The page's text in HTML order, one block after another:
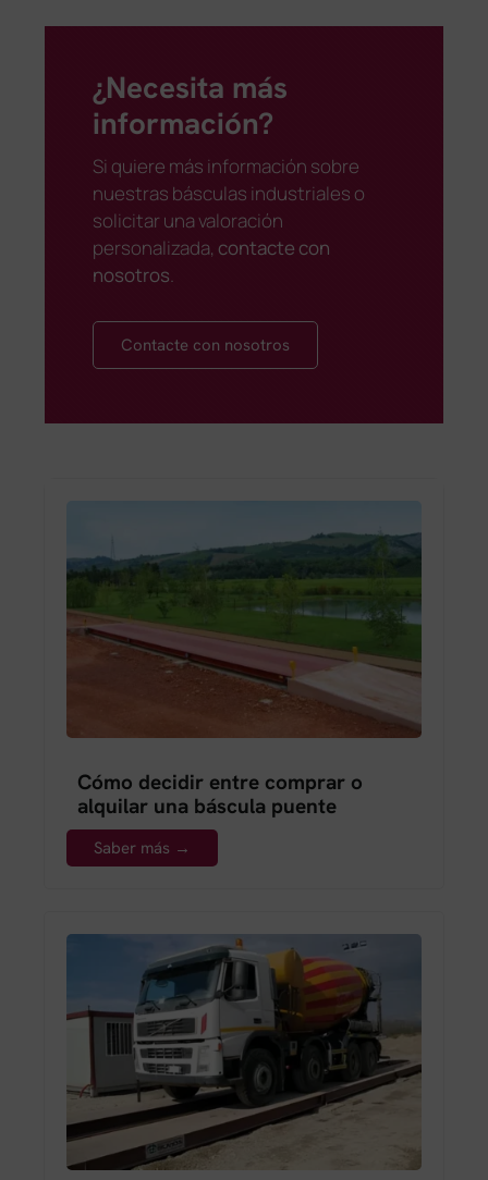
¿Necesita más
información?
Si quiere más información sobre
nuestras básculas industriales o
solicitar una valoración
personalizada, contacte con
nosotros.
Contacte con nosotros
Cómo decidir entre comprar o
alquilar una báscula puente
Saber más →